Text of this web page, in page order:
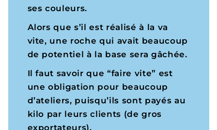
ses couleurs.
Alors que s’il est réalisé à la va
vite, une roche qui avait beaucoup
de potentiel à la base sera gâchée.
Il faut savoir que “faire vite” est
une obligation pour beaucoup
d’ateliers, puisqu’ils sont payés au
kilo par leurs clients (de gros
exportateurs).